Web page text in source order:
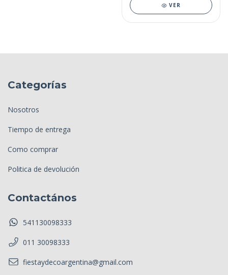
VER
Categorías
Nosotros
Tiempo de entrega
Como comprar
Politica de devolución
Contactános
541130098333
011 30098333
fiestaydecoargentina@gmail.com